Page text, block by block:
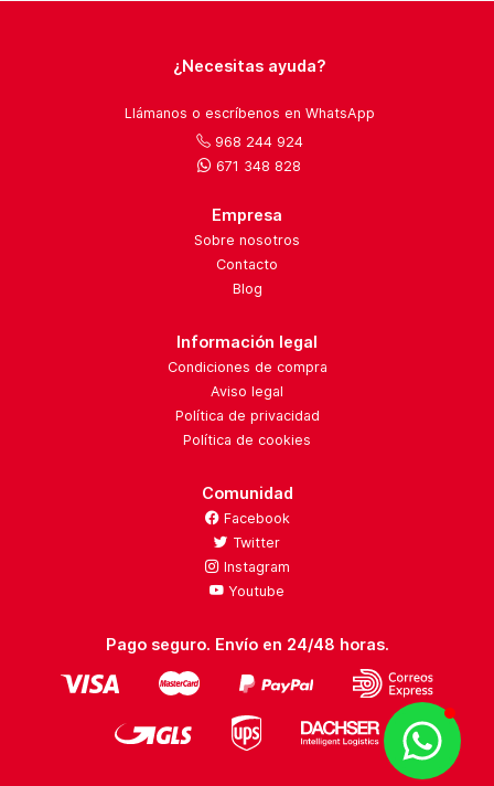
¿Necesitas ayuda?
Llámanos o escríbenos en WhatsApp
968 244 924
671 348 828
Empresa
Sobre nosotros
Contacto
Blog
Información legal
Condiciones de compra
Aviso legal
Política de privacidad
Política de cookies
Comunidad
Facebook
Twitter
Instagram
Youtube
Pago seguro. Envío en 24/48 horas.